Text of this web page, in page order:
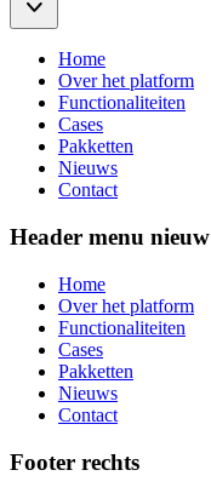
Home
Over het platform
Functionaliteiten
Cases
Pakketten
Nieuws
Contact
Header menu nieuw
Home
Over het platform
Functionaliteiten
Cases
Pakketten
Nieuws
Contact
Footer rechts